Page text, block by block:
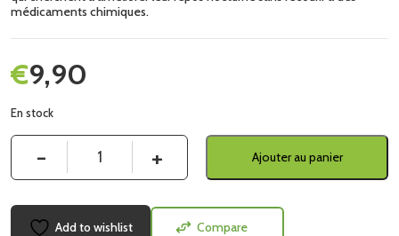
médicaments chimiques.
9,90
€
En stock
Ajouter au panier
Add to wishlist Compare